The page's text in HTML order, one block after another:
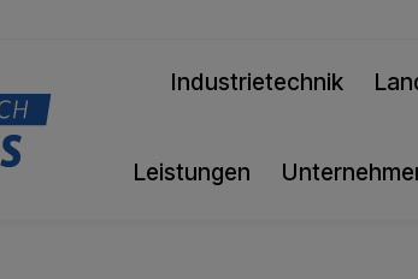
Industrietechnik
Leistungen